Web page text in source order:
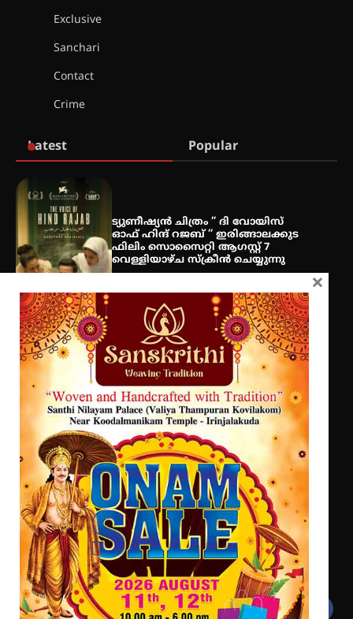
അവധി
എം.ജി. യൂണിവേഴ്‌സിറ്റിയിൽ നിന്ന്
ഡോക്ടറേറ്റ് നേടിയ എൻ. ആര്യ
Exclusive
Sanchari
Contact
Crime
Latest Popular
ട്യുണീഷ്യൻ ചിത്രം ” ദി വോയിസ്
ഓഫ് ഹിന്ദ് റജബ് ” ഇരിങ്ങാലക്കുട
ഫിലിം സൊസൈറ്റി ആഗസ്റ്റ് 7
വെള്ളിയാഴ്ച സ്‌ക്രീൻ ചെയ്യുന്നു
സെന്റ് ജോസഫ്സ് കോളജ്
കോമേഴ്‌സ് അസോസിയേഷന്
തുടക്കമായി
കോമേഴ്സ് എക്സ്പോയുമായി എസ്
എൻ ഹയർ സെക്കൻഡറി
വിദ്യാർത്ഥികൾ
സർഗ്ഗസാഹിതി- കവിതാസംഗമം 2026
കവിതാ ചർച്ച കാട്ടൂർ, ടി. കെ.
ബാലൻ ഹാളിൽ 16ന്
Get In Touch
Twitter Facebook
×